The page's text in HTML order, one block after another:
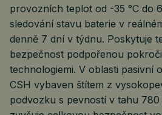
provozních teplot od -35 °C do
sledování stavu baterie v
denně 7 dní v týdnu. Poskytuje
bezpečnost podpořenou
technologiemi. V oblasti pasivní
CSH vybaven štítem z
podvozku s pevností v tahu